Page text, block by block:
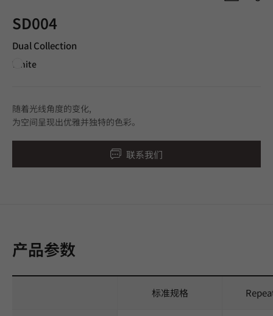
SD004
Dual Collection
White
随着光线角度的变化,
为空间呈现出优雅并独特的色彩。
联系我们
产品参数
标准规格